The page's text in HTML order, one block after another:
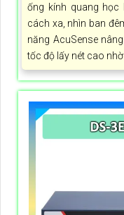
ống kính quang học
cách xa, nhìn ban
năng AcuSense
tốc độ lấy nét cao